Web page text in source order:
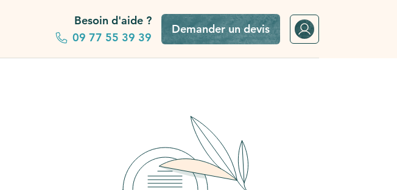
Besoin d'aide ?
09 77 55 39 39
Demander un devis